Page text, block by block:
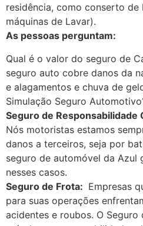
residência, como conserto de
máquinas de Lavar).
As pessoas perguntam:
Qual é o valor do seguro de
seguro auto cobre danos da
e alagamentos e chuva de
Simulação Seguro
Seguro de
Nós motoristas estamos
danos a terceiros, seja por
seguro de automóvel da Azul
nesses casos.
Seguro de Frota: Empresas
para suas operações
acidentes e roubos. O